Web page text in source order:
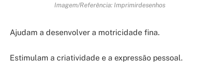
Imagem/Referência: Imprimirdesenhos
Ajudam a desenvolver a motricidade fina.
Estimulam a criatividade e a expressão pessoal.